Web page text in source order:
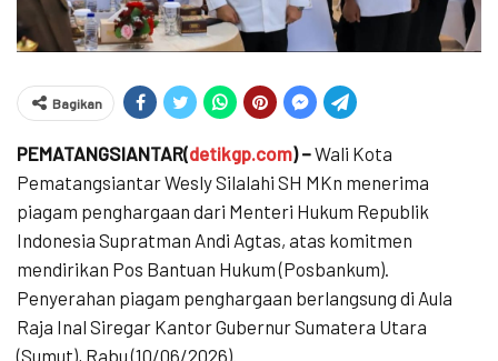
Bagikan
PEMATANGSIANTAR(detikgp.com) –Wali Kota
Pematangsiantar Wesly Silalahi SH MKn menerima
piagam penghargaan dari Menteri Hukum Republik
Indonesia Supratman Andi Agtas, atas komitmen
mendirikan Pos Bantuan Hukum (Posbankum).
Penyerahan piagam penghargaan berlangsung di Aula
Raja Inal Siregar Kantor Gubernur Sumatera Utara
(Sumut), Rabu (10/06/2026).